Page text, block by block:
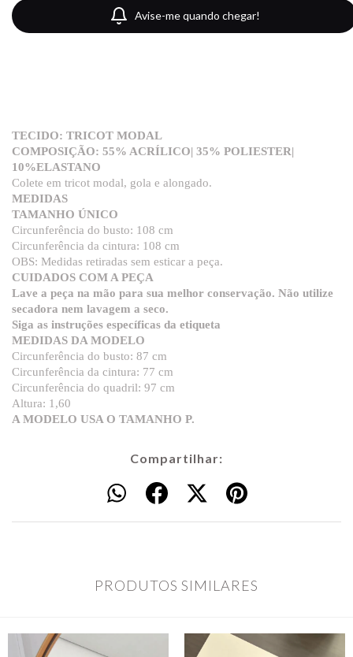
Avise-me quando chegar!
TECIDO: TRICOT MODAL
COMPOSIÇÃO: 55% ACRÍLICO| 35% POLIESTER|
10%ELASTANO
Colete em tricot modal, gola e alongado.
MEDIDAS
TAMANHO ÚNICO
Circunferência do busto: 108 cm
Circunferência da cintura: 108 cm
OBS: Medidas retiradas sem esticar a peça.
CUIDADOS COM A PEÇA
Lave a peça na mão para sua melhor conservação. Não utilize
secadora nem lavagem a seco.
Siga as instruções específicas da etiqueta
MEDIDAS DA MODELO
Circunferência do busto: 87 cm
Circunferência da cintura: 77 cm
Circunferência do quadril: 97 cm
Altura: 1,60
A MODELO USA O TAMANHO P.
Compartilhar:
PRODUTOS SIMILARES